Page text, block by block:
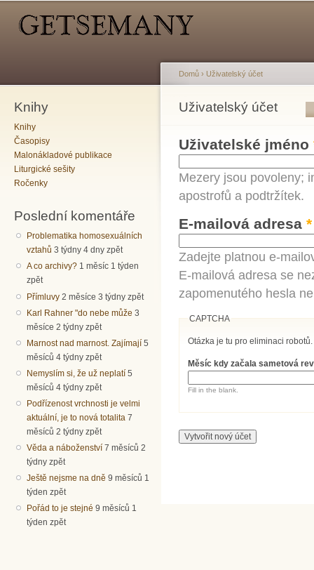
Knihy
Knihy
Časopisy
Malonákladové publikace
Liturgické sešity
Ročenky
Poslední komentáře
Problematika homosexuálních
vztahů 3 týdny 4 dny zpět
A co archivy? 1 měsíc 1 týden
zpět
Přímluvy 2 měsíce 3 týdny zpět
Karl Rahner "do nebe může 3
měsíce 2 týdny zpět
Marnost nad marnost. Zajímají 5
měsíců 4 týdny zpět
Nemyslím si, že už neplatí 5
měsíců 4 týdny zpět
Podřízenost vrchnosti je velmi
aktuální, je to nová totalita 7
měsíců 2 týdny zpět
Věda a náboženství 7 měsíců 2
týdny zpět
Ještě nejsme na dně 9 měsíců 1
týden zpět
Pořád to je stejné 9 měsíců 1
týden zpět
Jste zde
Domů › Uživatelský účet
Uživatelský účet
Hlavní záložky
Uživatelské jméno
Mezery jsou povoleny;
apostrofů a podtržítek.
E-mailová adresa *
Zadejte platnou e-
E-mailová adresa se
zapomenutého hesla
CAPTCHA
Otázka je tu pro eliminaci robotů.
Měsíc kdy začala sametová
Fill in the blank.